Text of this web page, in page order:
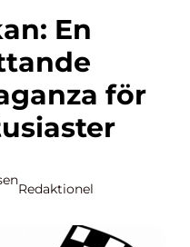
för
Redaktionel